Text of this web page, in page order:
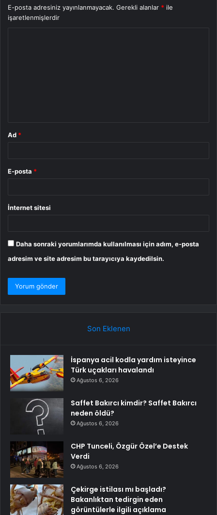
E-posta adresiniz yayınlanmayacak. Gerekli alanlar * ile
işaretlenmişlerdir
Ad *
E-posta *
İnternet sitesi
Daha sonraki yorumlarımda kullanılması için adım, e-posta
adresim ve site adresim bu tarayıcıya kaydedilsin.
Son Eklenen
İspanya acil kodla yardım isteyince
Türk uçakları havalandı
Ağustos 6, 2026
Saffet Bakırcı kimdir? Saffet Bakırcı
neden öldü?
Ağustos 6, 2026
CHP Tunceli, Özgür Özel’e Destek
Verdi
Ağustos 6, 2026
Çekirge istilası mı başladı?
Bakanlıktan tedirgin eden
görüntülerle ilgili açıklama